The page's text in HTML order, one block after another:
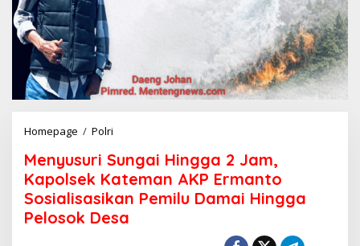
Homepage / Polri
n
y
u
s
u
Menyusuri Sungai Hingga 2 Jam,
Kapolsek Kateman AKP Ermanto
Sosialisasikan Pemilu Damai Hingga
Pelosok Desa